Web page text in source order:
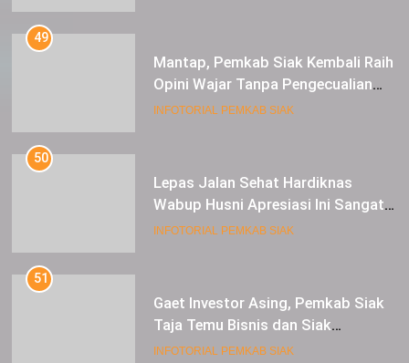
49
Mantap, Pemkab Siak Kembali Raih
Opini Wajar Tanpa Pengecualian
ke-13 Dari BPK RI.
INFOTORIAL PEMKAB SIAK
50
Lepas Jalan Sehat Hardiknas
Wabup Husni Apresiasi Ini Sangat
Luar Biasa
INFOTORIAL PEMKAB SIAK
51
Gaet Investor Asing, Pemkab Siak
Taja Temu Bisnis dan Siak
Expoversary 2024
INFOTORIAL PEMKAB SIAK